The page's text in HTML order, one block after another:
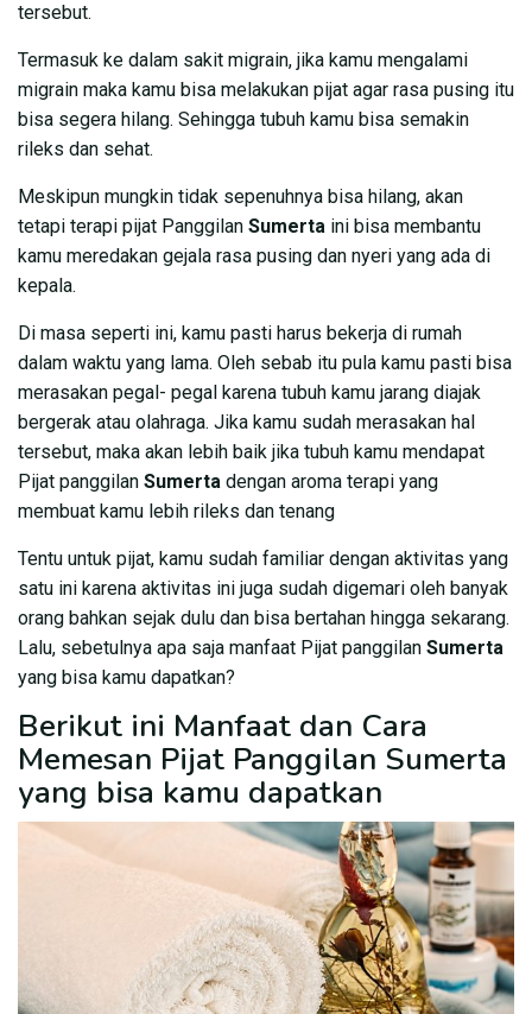
tersebut.
Termasuk ke dalam sakit migrain, jika kamu mengalami
migrain maka kamu bisa melakukan pijat agar rasa pusing itu
bisa segera hilang. Sehingga tubuh kamu bisa semakin
rileks dan sehat.
Meskipun mungkin tidak sepenuhnya bisa hilang, akan
tetapi terapi pijat Panggilan Sumerta ini bisa membantu
kamu meredakan gejala rasa pusing dan nyeri yang ada di
kepala.
Di masa seperti ini, kamu pasti harus bekerja di rumah
dalam waktu yang lama. Oleh sebab itu pula kamu pasti bisa
merasakan pegal- pegal karena tubuh kamu jarang diajak
bergerak atau olahraga. Jika kamu sudah merasakan hal
tersebut, maka akan lebih baik jika tubuh kamu mendapat
Pijat panggilan Sumerta dengan aroma terapi yang
membuat kamu lebih rileks dan tenang
Tentu untuk pijat, kamu sudah familiar dengan aktivitas yang
satu ini karena aktivitas ini juga sudah digemari oleh banyak
orang bahkan sejak dulu dan bisa bertahan hingga sekarang.
Lalu, sebetulnya apa saja manfaat Pijat panggilan Sumerta
yang bisa kamu dapatkan?
Berikut ini Manfaat dan Cara
Memesan Pijat Panggilan Sumerta
yang bisa kamu dapatkan